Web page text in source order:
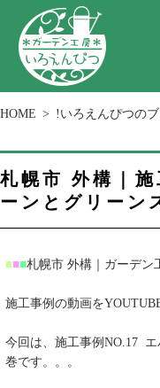
HOME !いろえんぴつの
札幌市 外構｜施
ーンとグリーン
■■■札幌市 外構｜ガーデン
施工事例の動画を
今回は、施工事例NO.17
巻です。。。